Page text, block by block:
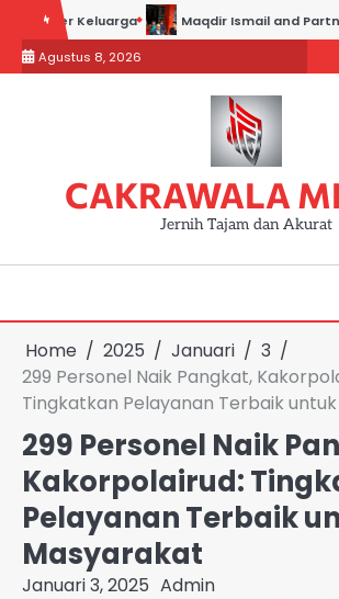
content
Keluarga Maqdir Ismail and Partners
Agustus 8, 2026
CAKRAWALA
Jernih Tajam dan Akurat
Home 2025 Januari
3
299 Personel Naik Pangkat,
Tingkatkan Pelayanan Terbaik
299 Personel Naik
Kakorpolairud:
Pelayanan Terbaik
Masyarakat
Januari 3, 2025 Admin